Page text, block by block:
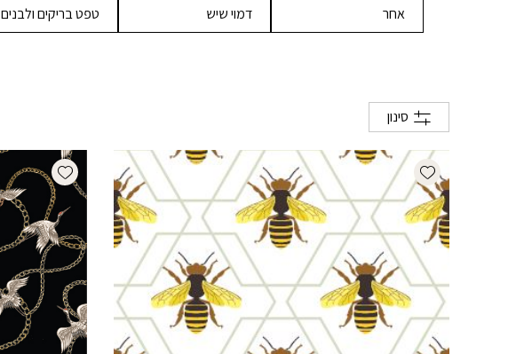
אחר דמוי שיש טפט בריקים ולבנים
סינון
Add wishlist
Add wishlist